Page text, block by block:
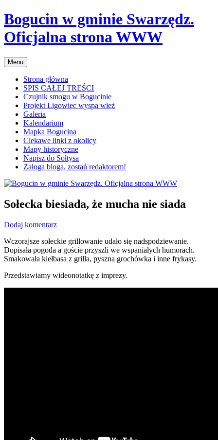
Przejdź
do
treści
Bogucin w gminie Swarzędz.
Oficjalna strona WWW
Menu
Strona główna
SPIS CAŁEJ TREŚCI
Czujnik smogu w Bogucinie
Projekt Ligowiec wyspa wież
Galeria
Kalendarium
Mapka Bogucina
Ciekawe linki z okolicy
Mapy historyczne
Napisz do Sołtysa
Załoga bloga, zostań redaktorem!
Sołecka biesiada, że mucha nie siada
Dodaj komentarz
Wczorajsze sołeckie grillowanie udało się nadspodziewanie.
Dopisała pogoda a goście przyszli we wspaniałych humorach.
Smakowała kiełbasa z grilla, pyszna grochówka i inne frykasy.
Przedstawiamy wideonotatkę z imprezy.